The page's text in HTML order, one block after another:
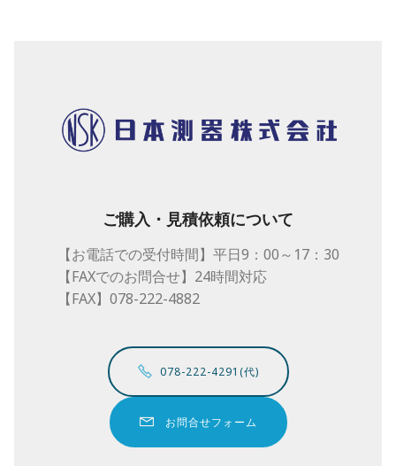
ご購入・見積依頼について
【お電話での受付時間】平日9：00～17：30
【FAXでのお問合せ】24時間対応
【FAX】078-222-4882
078-222-4291(代)
お問合せフォーム